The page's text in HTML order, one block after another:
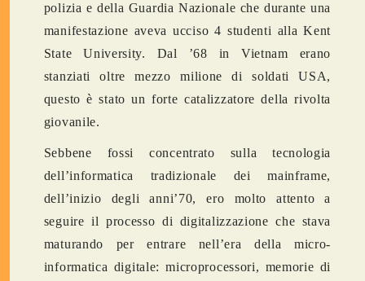
polizia e della Guardia Nazionale che durante una
manifestazione aveva ucciso 4 studenti alla Kent
State University. Dal ’68 in Vietnam erano
stanziati oltre mezzo milione di soldati USA,
questo è stato un forte catalizzatore della rivolta
giovanile.
Sebbene fossi concentrato sulla tecnologia
dell’informatica tradizionale dei mainframe,
dell’inizio degli anni’70, ero molto attento a
seguire il processo di digitalizzazione che stava
maturando per entrare nell’era della micro-
informatica digitale: microprocessori, memorie di